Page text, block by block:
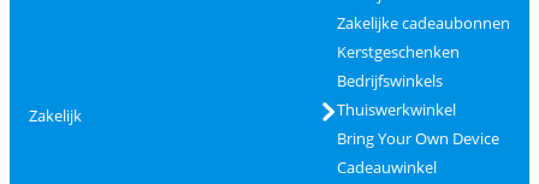
Zakelijk
Zakelijke cadeaubonnen
Kerstgeschenken
Bedrijfswinkels
Thuiswerkwinkel
Bring Your Own Device
Cadeauwinkel